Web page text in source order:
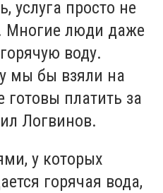
услуга просто не
Многие люди даже
воду.
мы бы взяли на
готовы платить за
Логвинов.
у которых
горячая вода,